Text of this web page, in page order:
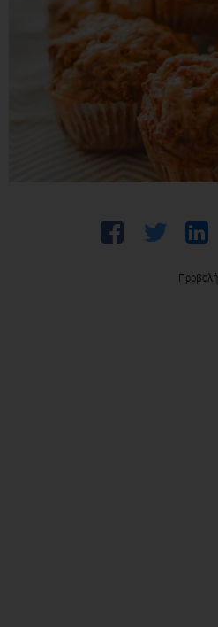
Προβολή